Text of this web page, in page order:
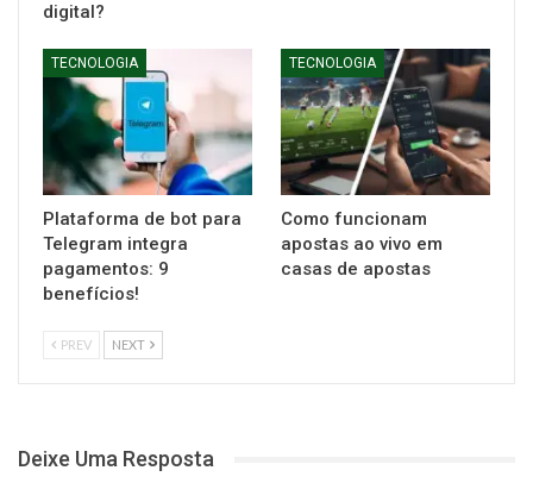
digital?
TECNOLOGIA
Plataforma de bot para
Telegram integra
pagamentos: 9
benefícios!
TECNOLOGIA
Como funcionam
apostas ao vivo em
casas de apostas
PREV NEXT
Deixe Uma Resposta